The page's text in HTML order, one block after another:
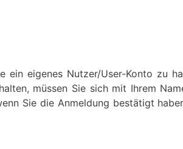
ein eigenes Nutzer/User-Konto zu
müssen Sie sich mit Ihrem
Sie die Anmeldung bestätigt